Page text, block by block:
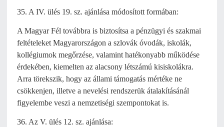
35. A IV. ülés 19. sz. ajánlása módosított formában:
A Magyar Fél továbbra is biztosítsa a pénzügyi és szakmai
feltételeket Magyarországon a szlovák óvodák, iskolák,
kollégiumok megőrzése, valamint hatékonyabb működése
érdekében, kiemelten az alacsony létszámú kisiskolákra.
Arra törekszik, hogy az állami támogatás mértéke ne
csökkenjen, illetve a nevelési rendszerük átalakításánál
figyelembe veszi a nemzetiségi szempontokat is.
36. Az V. ülés 12. sz. ajánlása: